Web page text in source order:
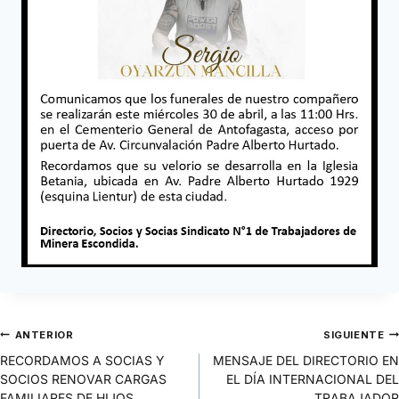
ANTERIOR
RECORDAMOS A SOCIAS Y
SOCIOS RENOVAR CARGAS
SIGUIENTE
MENSAJE DEL DIRECTORIO EN
EL DÍA INTERNACIONAL DEL